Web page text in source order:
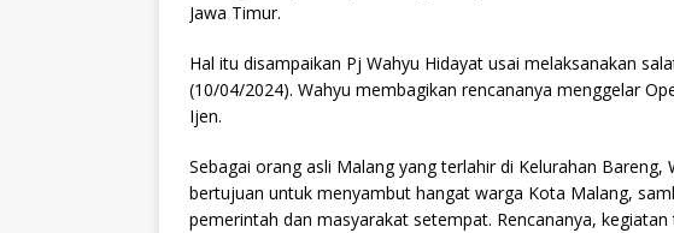
Jawa Timur.
Hal itu disampaikan Pj Wahyu Hidayat usai melaksanakan
(10/04/2024). Wahyu membagikan rencananya menggelar
Ijen.
Sebagai orang asli Malang yang terlahir di Kelurahan Bareng,
bertujuan untuk menyambut hangat warga Kota Malang,
pemerintah dan masyarakat setempat. Rencananya,